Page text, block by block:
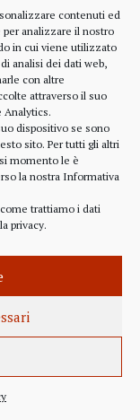
contenuti ed
analizzare il nostro
in cui viene utilizzato
analisi dei dati web,
con altre
attraverso il suo
Analytics.
dispositivo se sono
sito. Per tutti gli altri
momento le è
la nostra Informativa
trattiamo i dati
privacy.
da
dalle
il testo della
investor-
Fink afferma
Europea